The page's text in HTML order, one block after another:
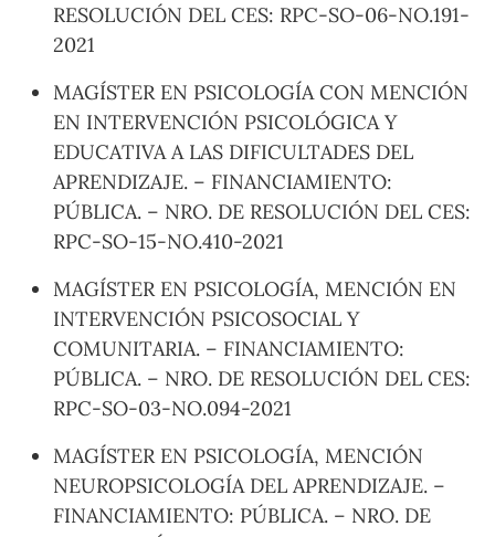
RESOLUCIÓN DEL CES: RPC-SO-06-NO.191-
2021
MAGÍSTER EN PSICOLOGÍA CON MENCIÓN
EN INTERVENCIÓN PSICOLÓGICA Y
EDUCATIVA A LAS DIFICULTADES DEL
APRENDIZAJE. – FINANCIAMIENTO:
PÚBLICA. – NRO. DE RESOLUCIÓN DEL CES:
RPC-SO-15-NO.410-2021
MAGÍSTER EN PSICOLOGÍA, MENCIÓN EN
INTERVENCIÓN PSICOSOCIAL Y
COMUNITARIA. – FINANCIAMIENTO:
PÚBLICA. – NRO. DE RESOLUCIÓN DEL CES:
RPC-SO-03-NO.094-2021
MAGÍSTER EN PSICOLOGÍA, MENCIÓN
NEUROPSICOLOGÍA DEL APRENDIZAJE. –
FINANCIAMIENTO: PÚBLICA. – NRO. DE